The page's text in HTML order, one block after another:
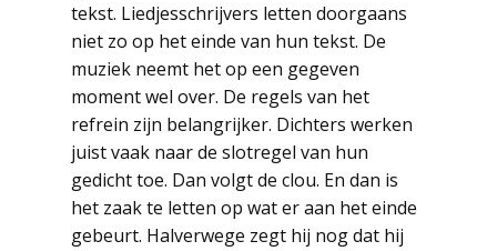
tekst. Liedjesschrijvers letten doorgaans
niet zo op het einde van hun tekst. De
muziek neemt het op een gegeven
moment wel over. De regels van het
refrein zijn belangrijker. Dichters werken
juist vaak naar de slotregel van hun
gedicht toe. Dan volgt de clou. En dan is
het zaak te letten op wat er aan het einde
gebeurt. Halverwege zegt hij nog dat hij